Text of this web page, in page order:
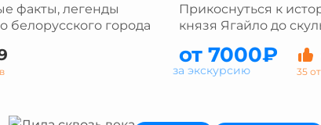
факты, легенды
белорусского города
Прикоснуться к
князя Ягайло до
от 7000₽
35
за экскурсию